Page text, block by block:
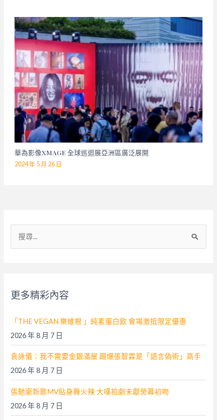
華為影像XMAGE 全球巡迴展亞洲區廣泛展開
2024 年 5 月 26 日
:
更多精彩內容
「THE VEGAN 樂維根 」純素蛋白飲 會場激抵限定優惠
2026 年 8 月 7 日
袁詠儀：我不需要金銀滿屋 踢爆張智霖是「語言偽術」高手
2026 年 8 月 7 日
張馳豪新歌MV貼身舞火辣 大嘆拍劇未獻熒幕初吻
2026 年 8 月 7 日